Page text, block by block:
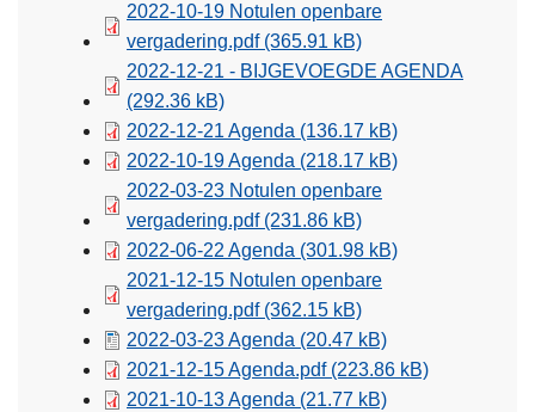
2022-10-19 Notulen openbare
vergadering.pdf (365.91 kB)
2022-12-21 - BIJGEVOEGDE AGENDA
(292.36 kB)
2022-12-21 Agenda (136.17 kB)
2022-10-19 Agenda (218.17 kB)
2022-03-23 Notulen openbare
vergadering.pdf (231.86 kB)
2022-06-22 Agenda (301.98 kB)
2021-12-15 Notulen openbare
vergadering.pdf (362.15 kB)
2022-03-23 Agenda (20.47 kB)
2021-12-15 Agenda.pdf (223.86 kB)
2021-10-13 Agenda (21.77 kB)